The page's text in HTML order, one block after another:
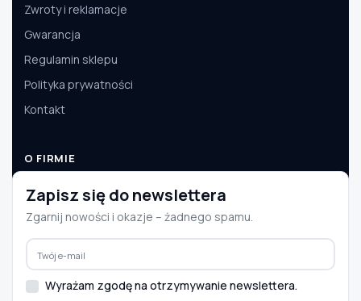
Zwroty i reklamacje
Gwarancja
Regulamin sklepu
Polityka prywatności
Kontakt
O FIRMIE
Dane firmy
Aktualności
Współpraca B2B
Zapisz się do newslettera
Zgarnij nowości i okazje – żadnego spamu.
Wyrażam zgodę na otrzymywanie newslettera.